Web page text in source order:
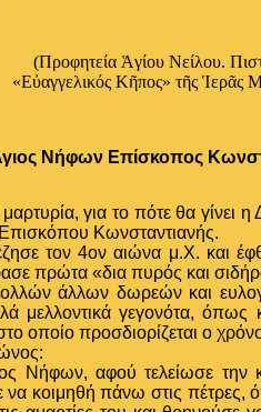
(Προφητεία Ἁγίου Νείλου.
«Εὐαγγελικός Κῆπος» τῆς Ἱερᾶς
Νήφων Επίσκοπος
για το πότε θα γίνει η
Κωνσταντιανής.
τον 4ον αιώνα μ.Χ. και
πρώτα «δια πυρός και
άλλων δωρεών και
μελλοντικά γεγονότα, όπως
οποίο προσδιορίζεται ο
Νήφων, αφού τελείωσε την
κοιμηθή πάνω στις